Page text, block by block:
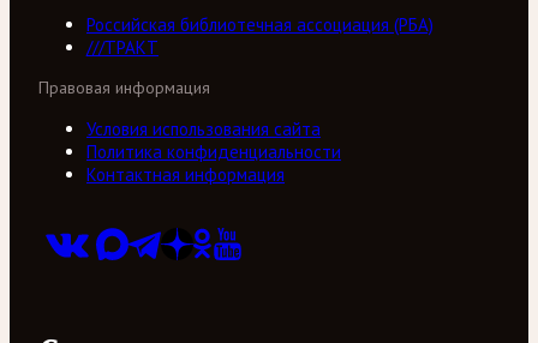
Российская библиотечная ассоциация (РБА)
///ТРАКТ
Правовая информация
Условия использования сайта
Политика конфиденциальности
Контактная информация